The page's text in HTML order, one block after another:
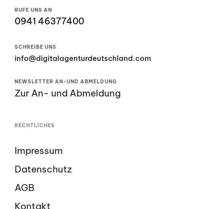
RUFE UNS AN
0941 46377400
SCHREIBE UNS
info@digitalagenturdeutschland.com
NEWSLETTER AN-UND ABMELDUNG
Zur An- und Abmeldung
RECHTLICHES
Impressum
Datenschutz
AGB
Kontakt